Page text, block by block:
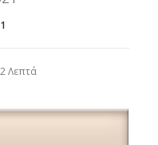
2 Λεπτά